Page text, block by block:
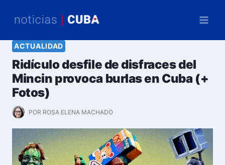
ACTUALIDAD
Ridículo desfile de disfraces del
Mincin provoca burlas en Cuba (+
Fotos)
POR ROSA ELENA MACHADO